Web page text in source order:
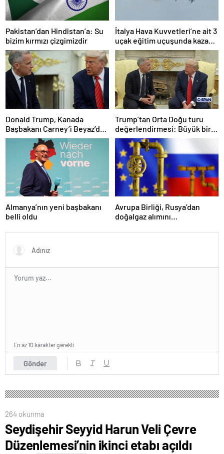
Pakistan’dan Hindistan’a: Su
bizim kırmızı çizgimizdir
İtalya Hava Kuvvetleri’ne ait 3
uçak eğitim uçuşunda kaza
yaptı
Donald Trump, Kanada
Başbakanı Carney’i Beyaz’da
ağırladı
Trump’tan Orta Doğu turu
değerlendirmesi: Büyük bir
duyuru yapacağız
Almanya’nın yeni başbakanı
belli oldu
Avrupa Birliği, Rusya’dan
doğalgaz alımını
Gönder
En az 10 karakter gerekli
264 okunma
Seydişehir Seyyid Harun Veli Çevre
Düzenlemesi’nin ikinci etabı açıldı